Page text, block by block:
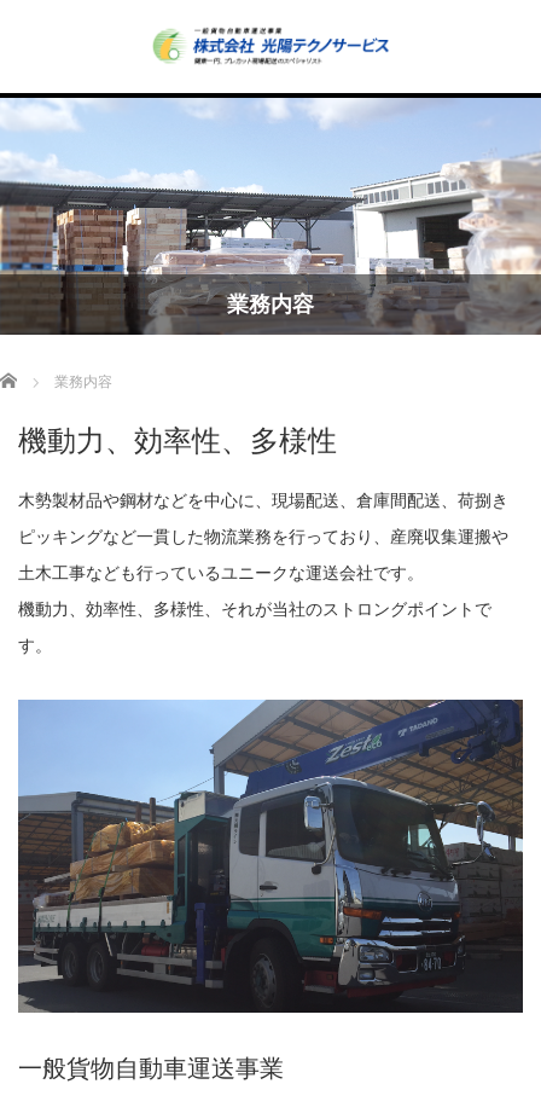
業務内容
Home 業務内容
機動力、効率性、多様性
木勢製材品や鋼材などを中心に、現場配送、倉庫間配送、荷捌き
ピッキングなど一貫した物流業務を行っており、産廃収集運搬や
土木工事なども行っているユニークな運送会社です。
機動力、効率性、多様性、それが当社のストロングポイントで
す。
一般貨物自動車運送事業